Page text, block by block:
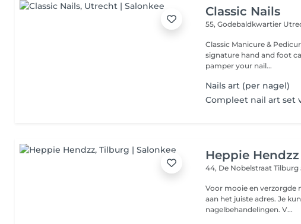
Classic Nails
55, Godebaldkwartier
Classic Manicure &
signature hand and foot
pamper your nail...
Nails art (per nagel)
Compleet nail art set
Heppie Hendzz
44, De NobelstraatTilburg
Voor mooie en verzorgde
aan het juiste adres. Je
nagelbehandelingen. V...